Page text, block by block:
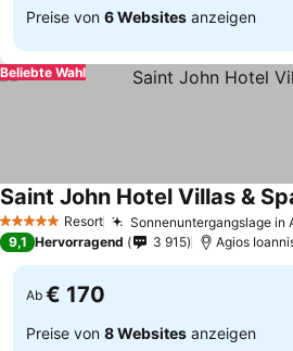
Preise von 6 Websites anzeigen
Beliebte Wahl
5 Sterne Resort Sonnenuntergangslage in
Saint John Hotel Villas &
9,1 Hervorragend 3 915 Agios
Ab € 170
Preise von 8 Websites anzeigen